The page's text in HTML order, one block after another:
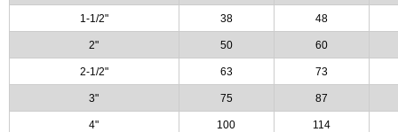
1-1/2" 38 48
2" 50 60
2-1/2" 63 73
3" 75 87
4" 100 114